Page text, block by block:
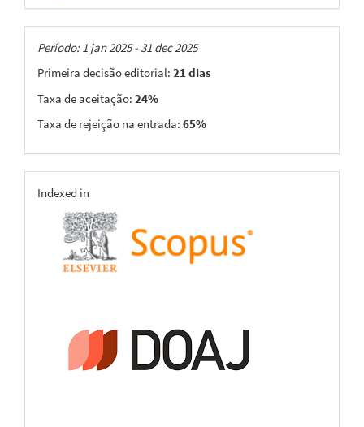
Taxas
Período: 1 jan 2025 - 31 dec 2025
Primeira decisão editorial: 21 dias
Taxa de aceitação: 24%
Taxa de rejeição na entrada: 65%
indexing
Indexed in